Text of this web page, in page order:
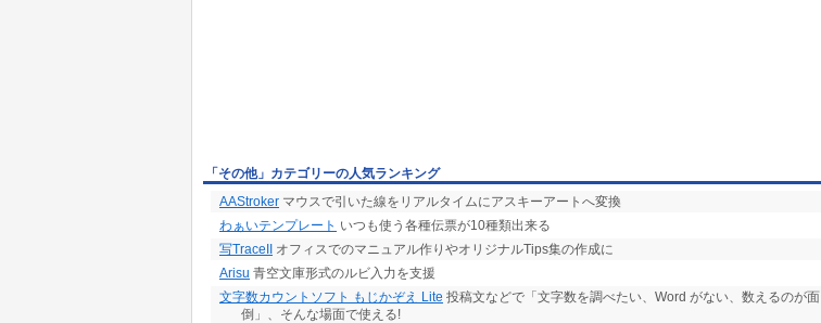
「その他」カテゴリーの人気ランキング
AAStroker マウスで引いた線をリアルタイムにアスキーアートへ変換
わぁいテンプレート いつも使う各種伝票が10種類出来る
写TraceII オフィスでのマニュアル作りやオリジナルTips集の作成に
Arisu 青空文庫形式のルビ入力を支援
文字数カウントソフト もじかぞえ Lite 投稿文などで「文字数を調べたい、Word がない、数えるのが面
倒」、そんな場面で使える!